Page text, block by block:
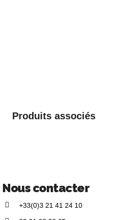
Produits associés
Nous contacter
+33(0)3 21 41 24 10